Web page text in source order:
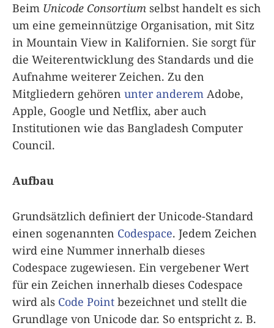
Beim Unicode Consortium selbst handelt es sich
um eine gemeinnützige Organisation, mit Sitz
in Mountain View in Kalifornien. Sie sorgt für
die Weiterentwicklung des Standards und die
Aufnahme weiterer Zeichen. Zu den
Mitgliedern gehören unter anderem Adobe,
Apple, Google und Netflix, aber auch
Institutionen wie das Bangladesh Computer
Council.
Aufbau
Grundsätzlich definiert der Unicode-Standard
einen sogenannten Codespace. Jedem Zeichen
wird eine Nummer innerhalb dieses
Codespace zugewiesen. Ein vergebener Wert
für ein Zeichen innerhalb dieses Codespace
wird als Code Point bezeichnet und stellt die
Grundlage von Unicode dar. So entspricht z. B.